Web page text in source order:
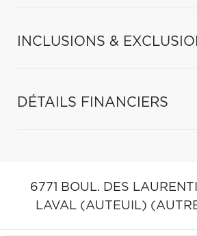
INCLUSIONS &
DÉTAILS FINANCIERS
6771 BOUL. DES
LAVAL (AUTEUIL)